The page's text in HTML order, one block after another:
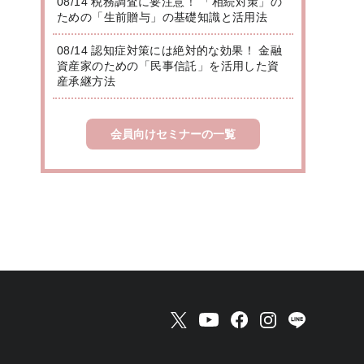
ための「生前贈与」の基礎知識と活用法
08/14 認知症対策には絶対的な効果！ 金融
資産家のための「民事信託」を活用した資
産承継方法
会員向けセミナーの一覧